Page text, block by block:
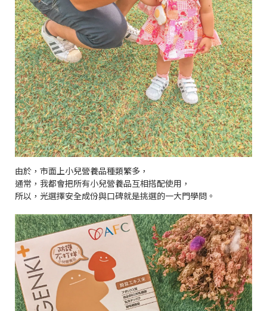
由於，市面上小兒營養品種類繁多，
通常，我都會把所有小兒營養品互相搭配使用，
所以，光選擇安全成份與口碑就是挑選的一大門學問。